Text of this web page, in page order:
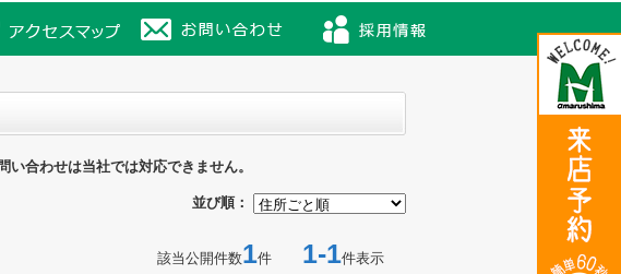
合わせは当社では対応できません。
並び順：
該当公開件数1件 1-1件表示